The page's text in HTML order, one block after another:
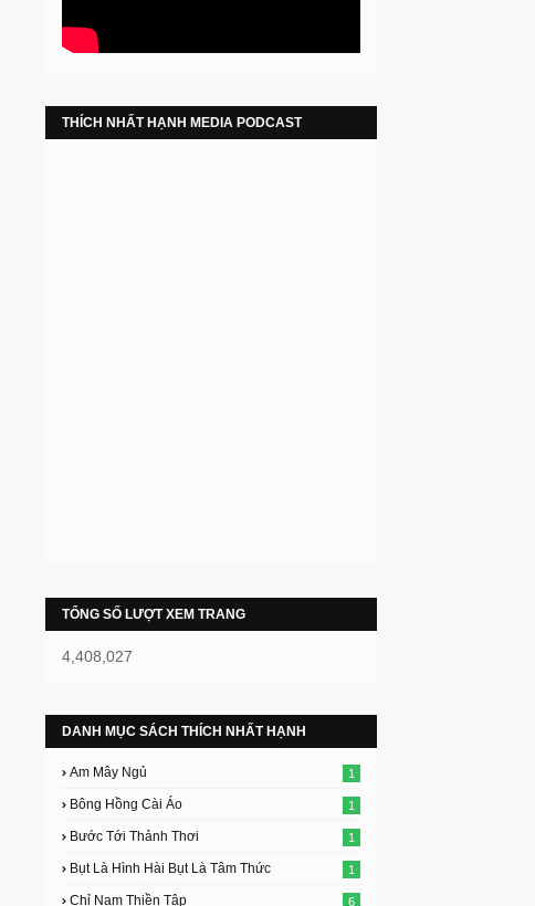
THÍCH NHẤT HẠNH MEDIA PODCAST
TỔNG SỐ LƯỢT XEM TRANG
4,408,027
DANH MỤC SÁCH THÍCH NHẤT HẠNH
Am Mây Ngủ 1
Bông Hồng Cài Áo 1
Bước Tới Thảnh Thơi 1
Bụt Là Hình Hài Bụt Là Tâm Thức 1
Chỉ Nam Thiền Tập 6